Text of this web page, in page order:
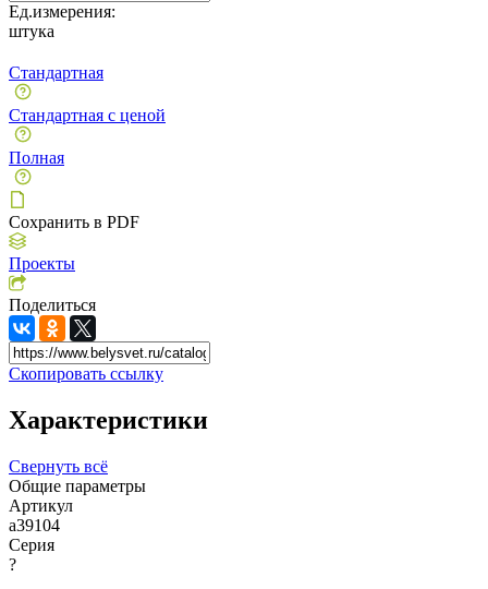
Ед.измерения:
штука
Стандартная
Стандартная с ценой
Полная
Сохранить в PDF
Проекты
Поделиться
Скопировать ссылку
Характеристики
Свернуть всё
Общие параметры
Артикул
a39104
Серия
?